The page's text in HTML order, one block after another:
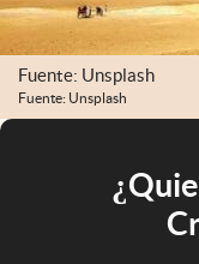
Fuente: Unsplash
Fuente: Unsplash